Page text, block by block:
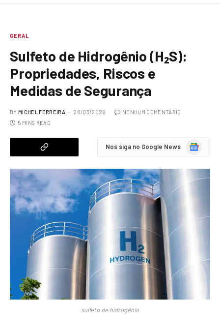
GERAL
Sulfeto de Hidrogênio (H₂S):
Propriedades, Riscos e
Medidas de Segurança
BY MICHEL FERREIRA 28/03/2026
NENHUM COMENTÁRIO
5 MINS READ
Nos siga no Google News
Google
sulfeto de hidrogênio